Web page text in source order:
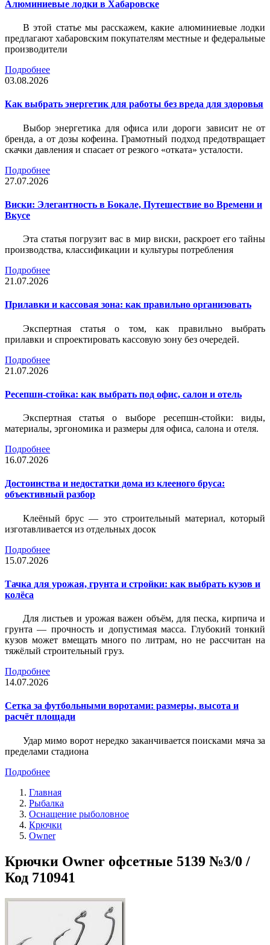
Алюминиевые лодки в Хабаровске
В этой статье мы расскажем, какие алюминиевые лодки
предлагают хабаровским покупателям местные и федеральные
производители
Подробнее
03.08.2026
Как выбрать энергетик для работы без вреда для здоровья
Выбор энергетика для офиса или дороги зависит не от
бренда, а от дозы кофеина. Грамотный подход предотвращает
скачки давления и спасает от резкого «отката» усталости.
Подробнее
27.07.2026
Виски: Элегантность в Бокале, Путешествие во Времени и
Вкусе
Эта статья погрузит вас в мир виски, раскроет его тайны
производства, классификации и культуры потребления
Подробнее
21.07.2026
Прилавки и кассовая зона: как правильно организовать
Экспертная статья о том, как правильно выбрать
прилавки и спроектировать кассовую зону без очередей.
Подробнее
21.07.2026
Ресепшн-стойка: как выбрать под офис, салон и отель
Экспертная статья о выборе ресепшн-стойки: виды,
материалы, эргономика и размеры для офиса, салона и отеля.
Подробнее
16.07.2026
Достоинства и недостатки дома из клееного бруса:
объективный разбор
Клеёный брус — это строительный материал, который
изготавливается из отдельных досок
Подробнее
15.07.2026
Тачка для урожая, грунта и стройки: как выбрать кузов и
колёса
Для листьев и урожая важен объём, для песка, кирпича и
грунта — прочность и допустимая масса. Глубокий тонкий
кузов может вмещать много по литрам, но не рассчитан на
тяжёлый строительный груз.
Подробнее
14.07.2026
Сетка за футбольными воротами: размеры, высота и
расчёт площади
Удар мимо ворот нередко заканчивается поисками мяча за
пределами стадиона
Подробнее
Главная
Рыбалка
Оснащение рыболовное
Крючки
Owner
Крючки Owner офсетные 5139 №3/0 /
Код 710941